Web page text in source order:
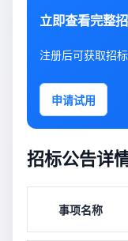
立即查看完整
注册后可获取招
申请试用
招标公告详
事项名称